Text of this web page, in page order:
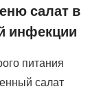
салат в
инфекции
питания
салат